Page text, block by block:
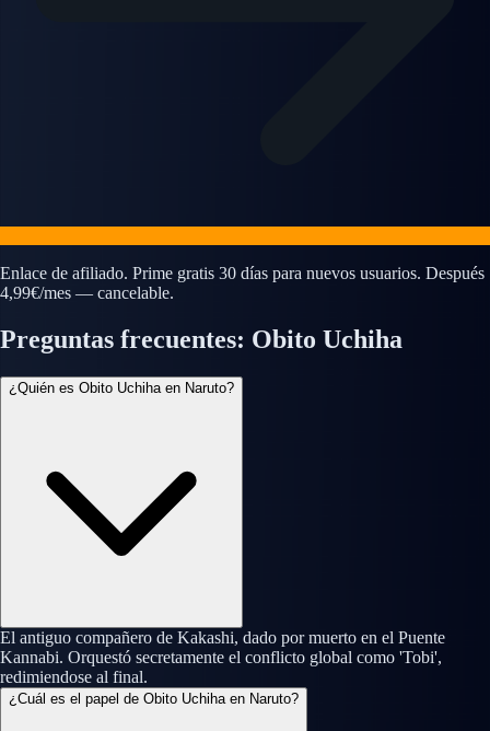
Enlace de afiliado. Prime gratis 30 días para nuevos usuarios. Después
4,99€/mes — cancelable.
Preguntas frecuentes: Obito Uchiha
¿Quién es Obito Uchiha en Naruto?
El antiguo compañero de Kakashi, dado por muerto en el Puente
Kannabi. Orquestó secretamente el conflicto global como 'Tobi',
redimiendo­se al final.
¿Cuál es el papel de Obito Uchiha en Naruto?